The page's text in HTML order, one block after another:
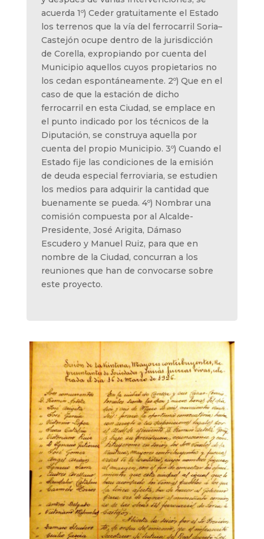
acuerda 1º) Ceder gratuitamente el Estado
los terrenos que la vía del ferrocarril Soria–
Castejón ocupe dentro de la jurisdicción
de Corella, expropiando por cuenta del
Municipio aquellos cuyos propietarios no
los cedan espontáneamente. 2º) Que en el
caso de que la estación de dicho
ferrocarril en esta Ciudad, se emplace en
el punto indicado por los técnicos de la
Diputación, se construya aquella por
cuenta del propio Municipio. 3º) Cuando el
Estado fije las condiciones de la emisión
de deuda especial ferroviaria, se estudien
los medios para adquirir la cantidad que
buenamente se pueda. 4º) Nombrar una
comisión compuesta por al Alcalde-
Presidente, José Arigita, Dámaso
Escudero y Manuel Ruiz, para que en
nombre de la Ciudad, concurran a los
reuniones que han de convocarse sobre
este proyecto.